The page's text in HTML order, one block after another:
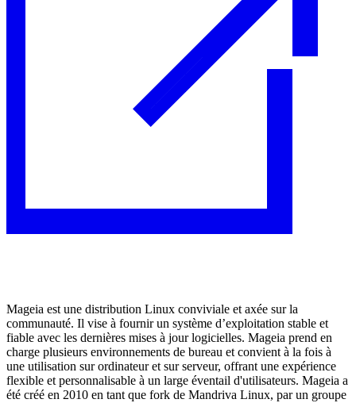
Mageia est une distribution Linux conviviale et axée sur la
communauté. Il vise à fournir un système d’exploitation stable et
fiable avec les dernières mises à jour logicielles. Mageia prend en
charge plusieurs environnements de bureau et convient à la fois à
une utilisation sur ordinateur et sur serveur, offrant une expérience
flexible et personnalisable à un large éventail d'utilisateurs. Mageia a
été créé en 2010 en tant que fork de Mandriva Linux, par un groupe